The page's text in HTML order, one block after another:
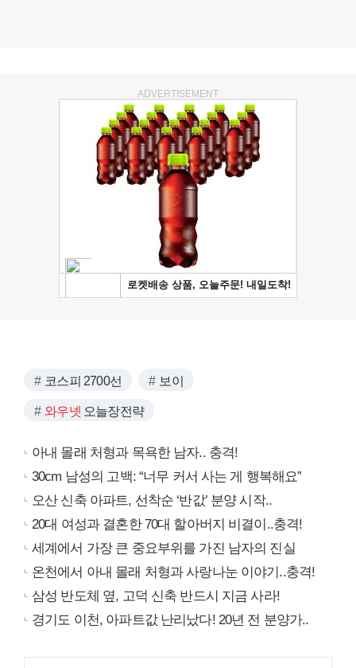
ADVERTISEMENT
코스피 2700선 보이
와우넷 오늘장전략
아내 몰래 처형과 목욕한 남자.. 충격!
30cm 남성의 고백: “너무 커서 사는 게 행복해요”
오산 신축 아파트, 선착순 ‘반값’ 분양 시작..
20대 여성과 결혼한 70대 할아버지 비결이..충격!
세계에서 가장 큰 중요부위를 가진 남자의 진실
온천에서 아내 몰래 처형과 사랑나눈 이야기..충격!
삼성 반도체 옆, 고덕 신축 반드시 지금 사라!
경기도 이천, 아파트값 난리났다! 20년 전 분양가..